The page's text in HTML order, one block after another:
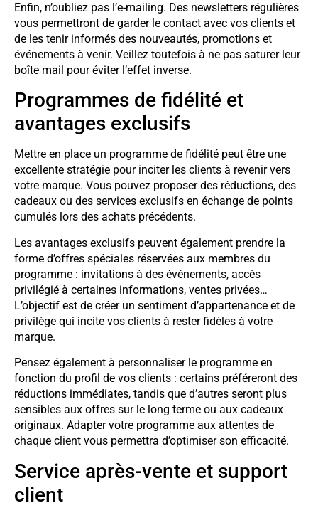
Enfin, n’oubliez pas l’e-mailing. Des newsletters régulières
vous permettront de garder le contact avec vos clients et
de les tenir informés des nouveautés, promotions et
événements à venir. Veillez toutefois à ne pas saturer leur
boîte mail pour éviter l’effet inverse.
Programmes de fidélité et
avantages exclusifs
Mettre en place un programme de fidélité peut être une
excellente stratégie pour inciter les clients à revenir vers
votre marque. Vous pouvez proposer des réductions, des
cadeaux ou des services exclusifs en échange de points
cumulés lors des achats précédents.
Les avantages exclusifs peuvent également prendre la
forme d’offres spéciales réservées aux membres du
programme : invitations à des événements, accès
privilégié à certaines informations, ventes privées…
L’objectif est de créer un sentiment d’appartenance et de
privilège qui incite vos clients à rester fidèles à votre
marque.
Pensez également à personnaliser le programme en
fonction du profil de vos clients : certains préféreront des
réductions immédiates, tandis que d’autres seront plus
sensibles aux offres sur le long terme ou aux cadeaux
originaux. Adapter votre programme aux attentes de
chaque client vous permettra d’optimiser son efficacité.
Service après-vente et support
client